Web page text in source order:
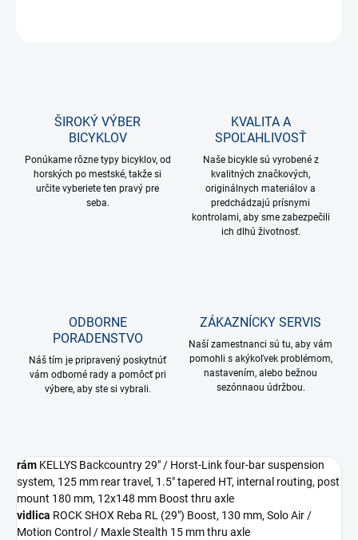
ŠIROKÝ VÝBER
BICYKLOV
Ponúkame rôzne typy bicyklov, od
horských po mestské, takže si
určite vyberiete ten pravý pre
seba.
KVALITA A
SPOĽAHLIVOSŤ
Naše bicykle sú vyrobené z
kvalitných značkových,
originálnych materiálov a
predchádzajú prísnymi
kontrolami, aby sme zabezpečili
ich dlhú životnosť.
ODBORNE
PORADENSTVO
Náš tím je pripravený poskytnúť
vám odborné rady a pomôcť pri
výbere, aby ste si vybrali.
ZÁKAZNÍCKY SERVIS
Naší zamestnanci sú tu, aby vám
pomohli s akýkoľvek problémom,
nastavením, alebo bežnou
sezónnaou údržbou.
rám KELLYS Backcountry 29" / Horst-Link four-bar suspension
system, 125 mm rear travel, 1.5" tapered HT, internal routing, post
mount 180 mm, 12x148 mm Boost thru axle
vidlica ROCK SHOX Reba RL (29") Boost, 130 mm, Solo Air /
Motion Control / Maxle Stealth 15 mm thru axle